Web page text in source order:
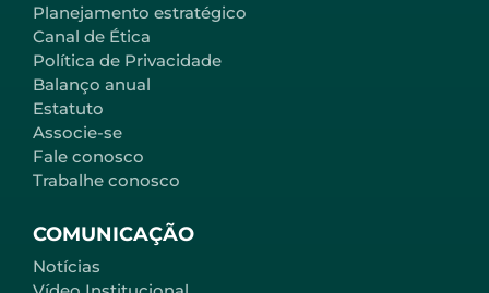
Planejamento estratégico
Canal de Ética
Política de Privacidade
Balanço anual
Estatuto
Associe-se
Fale conosco
Trabalhe conosco
COMUNICAÇÃO
Notícias